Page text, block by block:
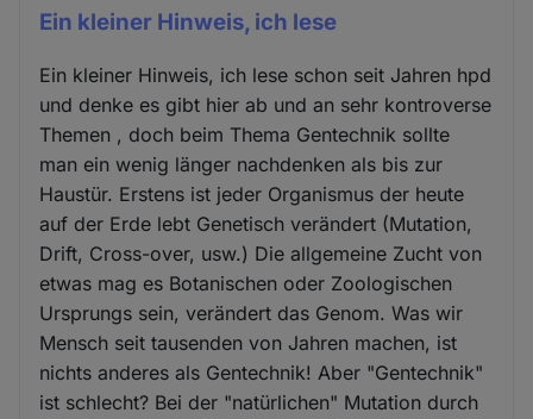
Ein kleiner Hinweis, ich lese
Ein kleiner Hinweis, ich lese schon seit Jahren hpd
und denke es gibt hier ab und an sehr kontroverse
Themen , doch beim Thema Gentechnik sollte
man ein wenig länger nachdenken als bis zur
Haustür. Erstens ist jeder Organismus der heute
auf der Erde lebt Genetisch verändert (Mutation,
Drift, Cross-over, usw.) Die allgemeine Zucht von
etwas mag es Botanischen oder Zoologischen
Ursprungs sein, verändert das Genom. Was wir
Mensch seit tausenden von Jahren machen, ist
nichts anderes als Gentechnik! Aber "Gentechnik"
ist schlecht? Bei der "natürlichen" Mutation durch